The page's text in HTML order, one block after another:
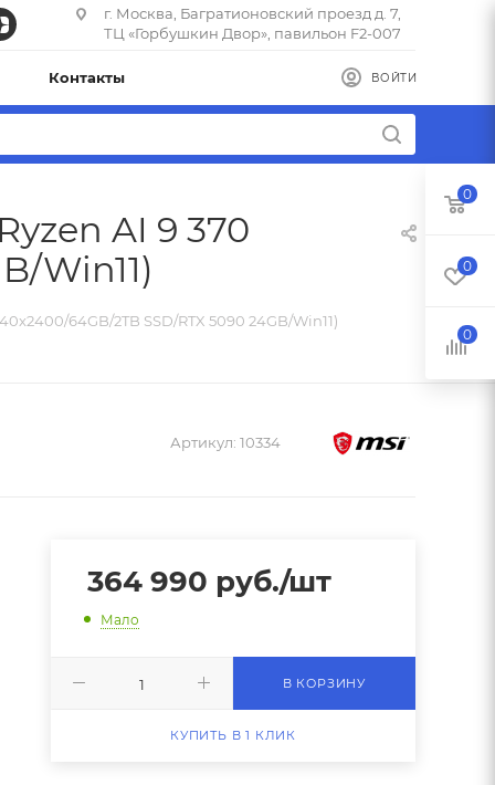
г. Москва, Багратионовский проезд д. 7,
ТЦ «Горбушкин Двор», павильон F2-007
ВОЙТИ
Контакты
AI 9 370
Win11)
64GB/2TB SSD/RTX 5090 24GB/Win11)
Артикул: 10334
364 990 руб./шт
Мало
В КОРЗИНУ
КУПИТЬ В 1 КЛИК
0
0
0